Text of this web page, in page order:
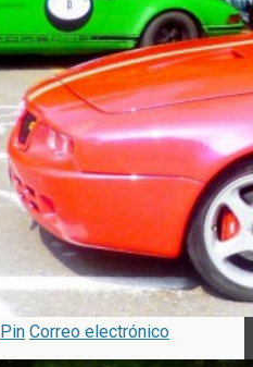
Pin Correo electrónico